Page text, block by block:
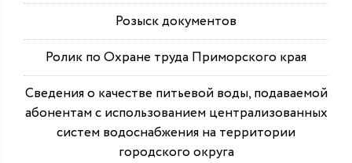
Розыск документов
Ролик по Охране труда Приморского края
Сведения о качестве питьевой воды, подаваемой
абонентам с использованием централизованных
систем водоснабжения на территории
городского округа